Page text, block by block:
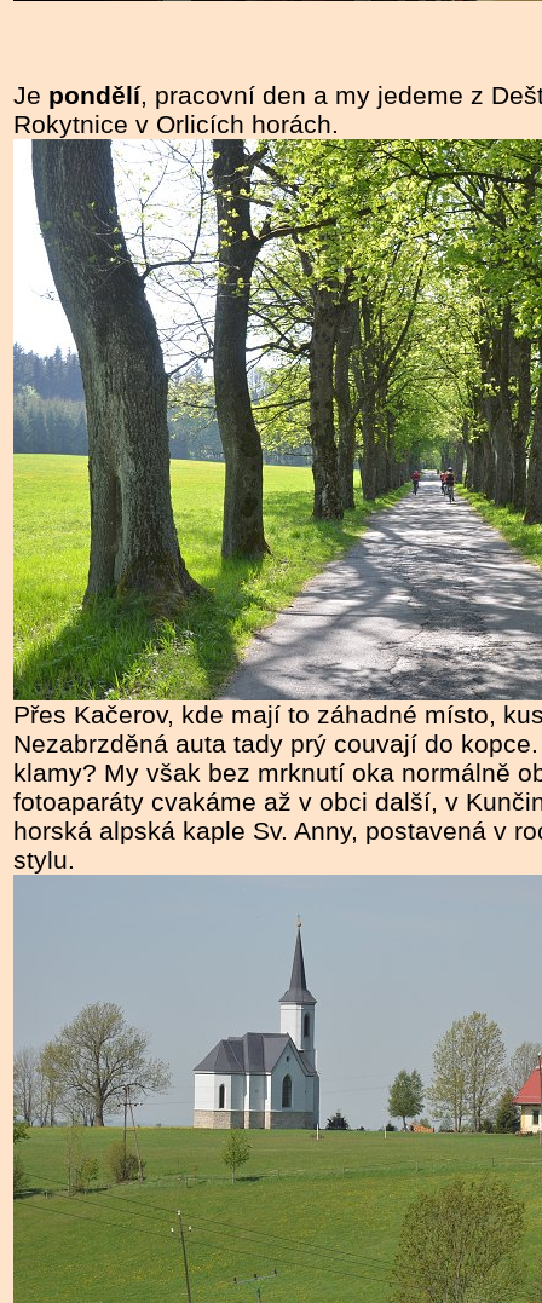
Je pondělí, pracovní den a my jedeme z
Rokytnice v Orlicích horách.
Přes Kačerov, kde mají to záhadné místo,
Nezabrzděná auta tady prý couvají do
klamy? My však bez mrknutí oka normálně
fotoaparáty cvakáme až v obci další, v
horská alpská kaple Sv. Anny, postavená v
stylu.